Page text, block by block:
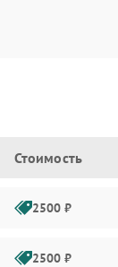
Стоимость
2500 ₽
2500 ₽